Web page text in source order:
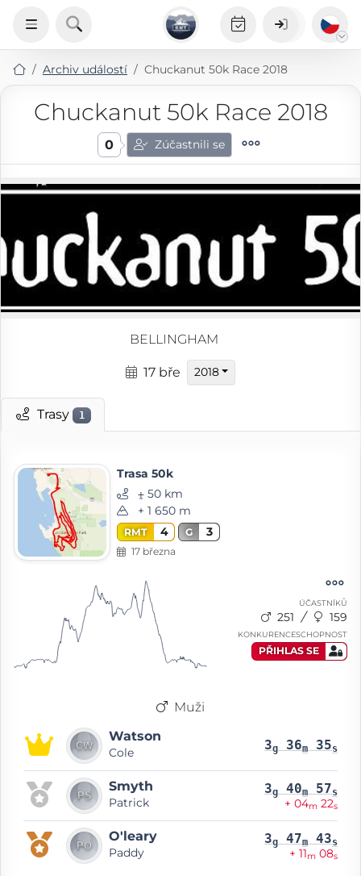
Archiv událostí Chuckanut 50k Race 2018
Chuckanut 50k Race 2018
0 Zúčastnili se
BELLINGHAM
17 bře 2018
Trasy 1
Trasa 50k
⨦ 50 km
+ 1 650 m
RMT 4 G 3
17 března
ÚČASTNÍKŮ
251 159
KONKURENCESCHOPNOST
PŘIHLAS SE
Muži
Watson
Cole 3g 36m 35s
Smyth
Patrick
3g 40m 57s
+ 04m 22s
O'leary
Paddy
3g 47m 43s
+ 11m 08s